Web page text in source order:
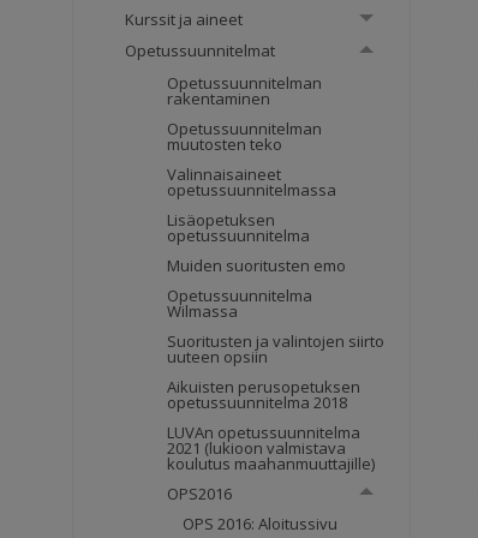
Kurssit ja aineet
Opetussuunnitelmat
Opetussuunnitelman
rakentaminen
Opetussuunnitelman
muutosten teko
Valinnaisaineet
opetussuunnitelmassa
Lisäopetuksen
opetussuunnitelma
Muiden suoritusten emo
Opetussuunnitelma
Wilmassa
Suoritusten ja valintojen siirto
uuteen opsiin
Aikuisten perusopetuksen
opetussuunnitelma 2018
LUVAn opetussuunnitelma
2021 (lukioon valmistava
koulutus maahanmuuttajille)
OPS2016
OPS 2016: Aloitussivu